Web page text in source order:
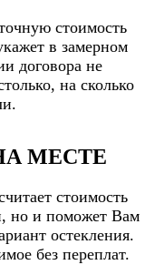
стоимость
в замерном
договора не
на сколько
МЕСТЕ
стоимость
но и поможет Вам
остекления.
без переплат.